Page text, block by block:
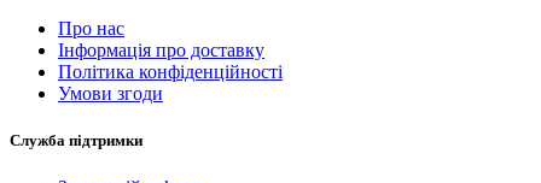
Про нас
Інформація про доставку
Політика конфіденційності
Умови згоди
Служба підтримки